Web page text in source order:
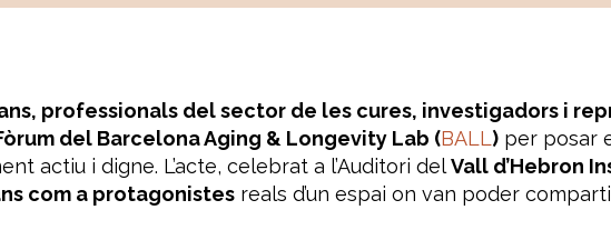
professionals del sector de les cures, investigadors i
del Barcelona Aging & Longevity Lab (BALL)per posar
actiu i digne. L’acte, celebrat a l’Auditori delVall d’Hebron
com a protagonistesreals d’un espai on van poder